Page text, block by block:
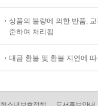
상품의 불량에 의한 반품,
준하여 처리됨
대금 환불 및 환불 지연에